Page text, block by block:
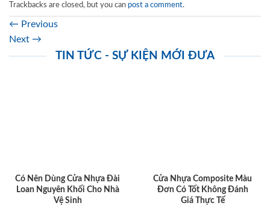
Trackbacks are closed, but you can post a comment.
← Previous
Next →
TIN TỨC - SỰ KIỆN MỚI ĐƯA
Có Nên Dùng Cửa Nhựa Đài
Loan Nguyên Khối Cho Nhà
Vệ Sinh
Cửa Nhựa Composite Màu
Đơn Có Tốt Không Đánh
Giá Thực Tế